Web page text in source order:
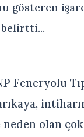
gösteren
belirtti...
Feneryolu
neden olan